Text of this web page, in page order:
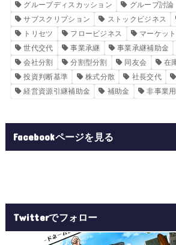
グループディスカッション
グループ討論
サブスクリプション
ストックビジネス
トリセツ
フロービジネス
マーケッ
世代交代
事業承継 事業承継補助金
会社分割
分割型分割 同友会 在
投資判断基準
株式分散 社長交代
経営資源引継補助金
補助金 非事業
Facebookページを見る
Twitterでフォロー